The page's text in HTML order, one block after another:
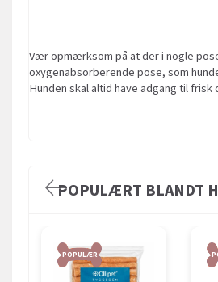
Vær opmærksom på at der i nogle
oxygenabsorberende pose, som
Hunden skal altid have adgang til frisk
POPULÆRT BLANDT
POPULÆR